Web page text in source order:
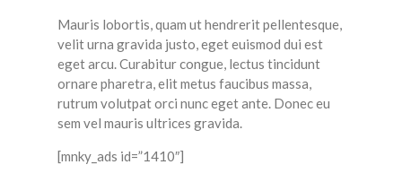
Mauris lobortis, quam ut hendrerit pellentesque,
velit urna gravida justo, eget euismod dui est
eget arcu. Curabitur congue, lectus tincidunt
ornare pharetra, elit metus faucibus massa,
rutrum volutpat orci nunc eget ante. Donec eu
sem vel mauris ultrices gravida.
[mnky_ads id=”1410″]